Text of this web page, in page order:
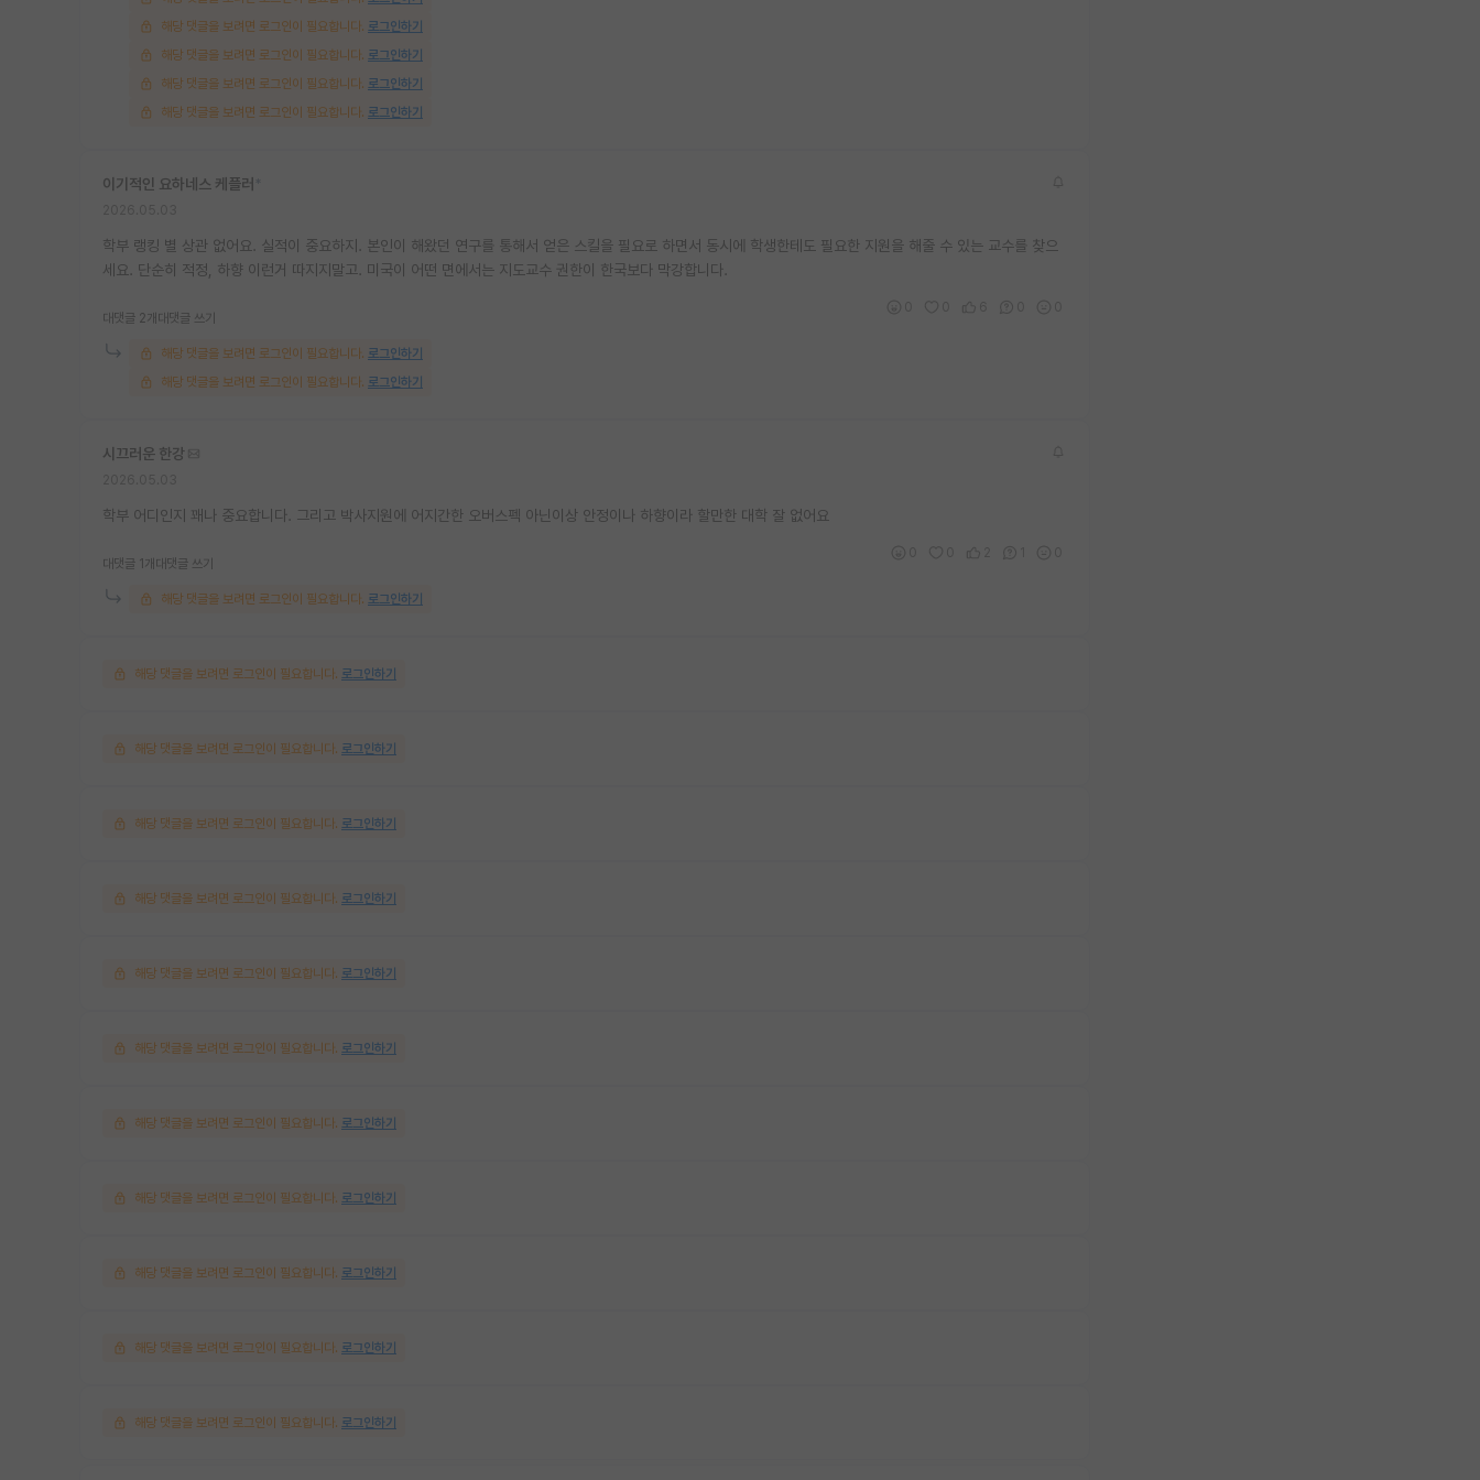
해당 댓글을 보려면 로그인이 필요합니다. 로그인하기
해당 댓글을 보려면 로그인이 필요합니다. 로그인하기
해당 댓글을 보려면 로그인이 필요합니다. 로그인하기
해당 댓글을 보려면 로그인이 필요합니다. 로그인하기
이기적인 요하네스 케플러
학부 랭킹 별 상관 없어요. 실적이 중요하지. 본인이 해왔던 연구를 통해서 얻은 스킬을 필요로 하면서 동시에 학생한테도 필요한 지원을 해줄 수 있는 교수를 찾으
세요. 단순히 적정, 하향 이런거 따지지말고. 미국이 어떤 면에서는 지도교수 권한이 한국보다 막강합니다.
대댓글 2개 대댓글 쓰기
해당 댓글을 보려면 로그인이 필요합니다. 로그인하기
해당 댓글을 보려면 로그인이 필요합니다. 로그인하기
시끄러운 한강
학부 어디인지 꽤나 중요합니다. 그리고 박사지원에 어지간한 오버스펙 아닌이상 안정이나 하향이라 할만한 대학 잘 없어요
대댓글 1개 대댓글 쓰기
해당 댓글을 보려면 로그인이 필요합니다. 로그인하기
해당 댓글을 보려면 로그인이 필요합니다. 로그인하기
해당 댓글을 보려면 로그인이 필요합니다. 로그인하기
해당 댓글을 보려면 로그인이 필요합니다. 로그인하기
해당 댓글을 보려면 로그인이 필요합니다. 로그인하기
해당 댓글을 보려면 로그인이 필요합니다. 로그인하기
해당 댓글을 보려면 로그인이 필요합니다. 로그인하기
해당 댓글을 보려면 로그인이 필요합니다. 로그인하기
해당 댓글을 보려면 로그인이 필요합니다. 로그인하기
해당 댓글을 보려면 로그인이 필요합니다. 로그인하기
해당 댓글을 보려면 로그인이 필요합니다. 로그인하기
해당 댓글을 보려면 로그인이 필요합니다. 로그인하기